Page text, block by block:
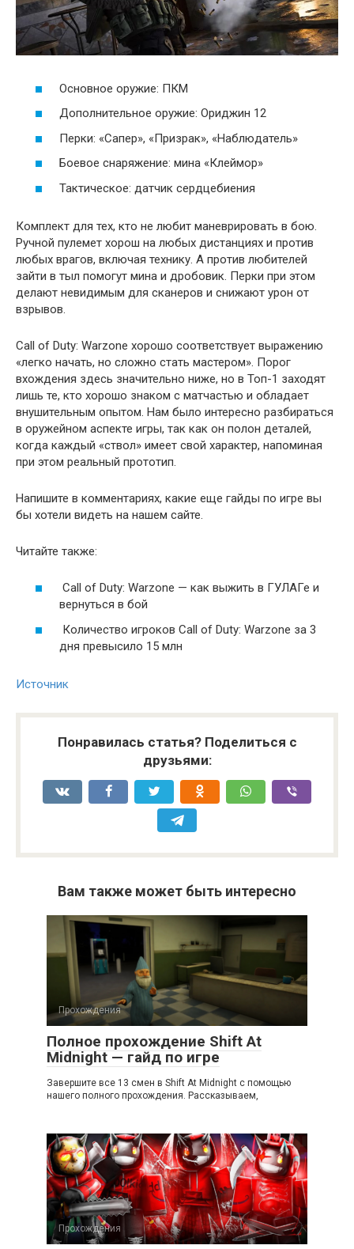
Основное оружие: ПКМ
Дополнительное оружие: Ориджин 12
Перки: «Сапер», «Призрак», «Наблюдатель»
Боевое снаряжение: мина «Клеймор»
Тактическое: датчик сердцебиения
Комплект для тех, кто не любит маневрировать в бою.
Ручной пулемет хорош на любых дистанциях и против
любых врагов, включая технику. А против любителей
зайти в тыл помогут мина и дробовик. Перки при этом
делают невидимым для сканеров и снижают урон от
взрывов.
Call of Duty: Warzone хорошо соответствует выражению
«легко начать, но сложно стать мастером». Порог
вхождения здесь значительно ниже, но в Топ-1 заходят
лишь те, кто хорошо знаком с матчастью и обладает
внушительным опытом. Нам было интересно разбираться
в оружейном аспекте игры, так как он полон деталей,
когда каждый «ствол» имеет свой характер, напоминая
при этом реальный прототип.
Напишите в комментариях, какие еще гайды по игре вы
бы хотели видеть на нашем сайте.
Читайте также:
Call of Duty: Warzone — как выжить в ГУЛАГе и
вернуться в бой
Количество игроков Call of Duty: Warzone за 3
дня превысило 15 млн
Источник
Понравилась статья? Поделиться с
друзьями:
Вам также может быть интересно
Прохождения
Полное прохождение Shift At
Midnight — гайд по игре
Завершите все 13 смен в Shift At Midnight с помощью
нашего полного прохождения. Рассказываем,
Прохождения